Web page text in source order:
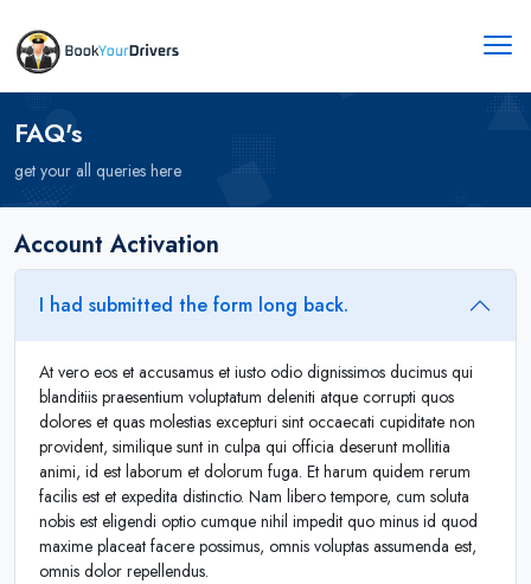
FAQ's
get your all queries here
Account Activation
I had submitted the form long back.
At vero eos et accusamus et iusto odio dignissimos ducimus qui
blanditiis praesentium voluptatum deleniti atque corrupti quos
dolores et quas molestias excepturi sint occaecati cupiditate non
provident, similique sunt in culpa qui officia deserunt mollitia
animi, id est laborum et dolorum fuga. Et harum quidem rerum
facilis est et expedita distinctio. Nam libero tempore, cum soluta
nobis est eligendi optio cumque nihil impedit quo minus id quod
maxime placeat facere possimus, omnis voluptas assumenda est,
omnis dolor repellendus.